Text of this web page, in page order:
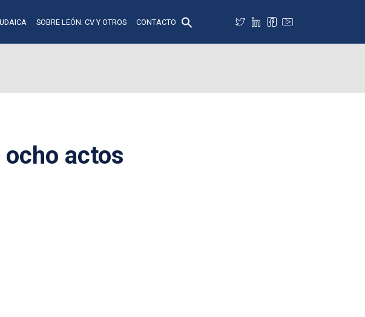
SOBRE LEÓN: CV Y OTROS CONTACTO
ocho actos